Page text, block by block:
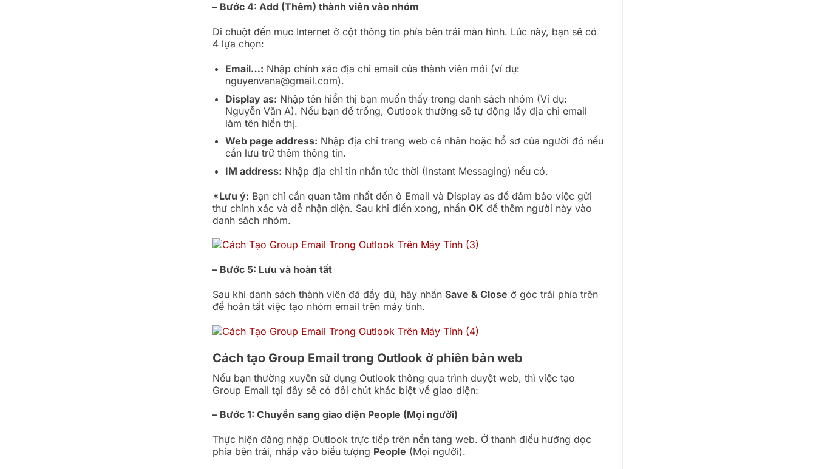
– Bước 4: Add (Thêm) thành viên vào nhóm
Di chuột đến mục Internet ở cột thông tin phía bên trái màn hình. Lúc này, bạn sẽ có
4 lựa chọn:
Email…: Nhập chính xác địa chỉ email của thành viên mới (ví dụ:
nguyenvana@gmail.com).
Display as: Nhập tên hiển thị bạn muốn thấy trong danh sách nhóm (Ví dụ:
Nguyễn Văn A). Nếu bạn để trống, Outlook thường sẽ tự động lấy địa chỉ email
làm tên hiển thị.
Web page address: Nhập địa chỉ trang web cá nhân hoặc hồ sơ của người đó nếu
cần lưu trữ thêm thông tin.
IM address: Nhập địa chỉ tin nhắn tức thời (Instant Messaging) nếu có.
*Lưu ý: Bạn chỉ cần quan tâm nhất đến ô Email và Display as để đảm bảo việc gửi
thư chính xác và dễ nhận diện. Sau khi điền xong, nhấnOK để thêm người này vào
danh sách nhóm.
– Bước 5: Lưu và hoàn tất
Sau khi danh sách thành viên đã đầy đủ, hãy nhấnSave & Close ở góc trái phía trên
để hoàn tất việc tạo nhóm email trên máy tính.
Cách tạo Group Email trong Outlook ở phiên bản web
Nếu bạn thường xuyên sử dụng Outlook thông qua trình duyệt web, thì việc tạo
Group Email tại đây sẽ có đôi chút khác biệt về giao diện:
– Bước 1: Chuyển sang giao diện People (Mọi người)
Thực hiện đăng nhập Outlook trực tiếp trên nền tảng web. Ở thanh điều hướng dọc
phía bên trái, nhấp vào biểu tượng People (Mọi người).